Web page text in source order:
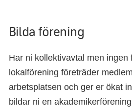
Bilda förening
Har ni kollektivavtal men ingen
lokalförening företräder
arbetsplatsen och ger er ökat
bildar ni en